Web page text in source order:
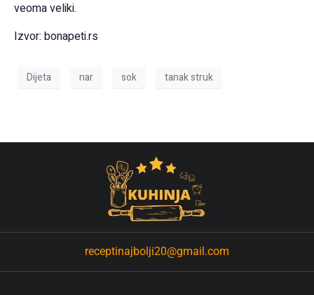
veoma veliki.
Izvor: bonapeti.rs
Dijeta nar sok tanak struk
receptinajbolji20@gmail.com